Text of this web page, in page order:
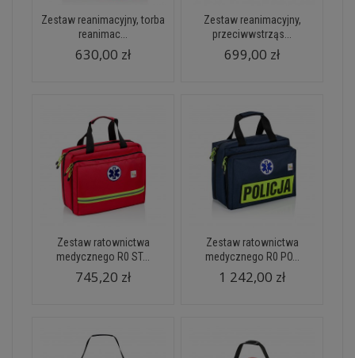
Zestaw reanimacyjny, torba
reanimac...
630,00 zł
Zestaw reanimacyjny,
przeciwwstrząs...
699,00 zł
Zestaw ratownictwa
medycznego R0 ST...
745,20 zł
Zestaw ratownictwa
medycznego R0 PO...
1 242,00 zł